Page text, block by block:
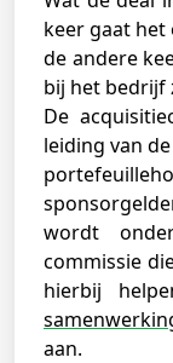
keer gaat het
de andere
bij het bedrijf
De
leiding van
wordt
commissie
hierbij
aan.